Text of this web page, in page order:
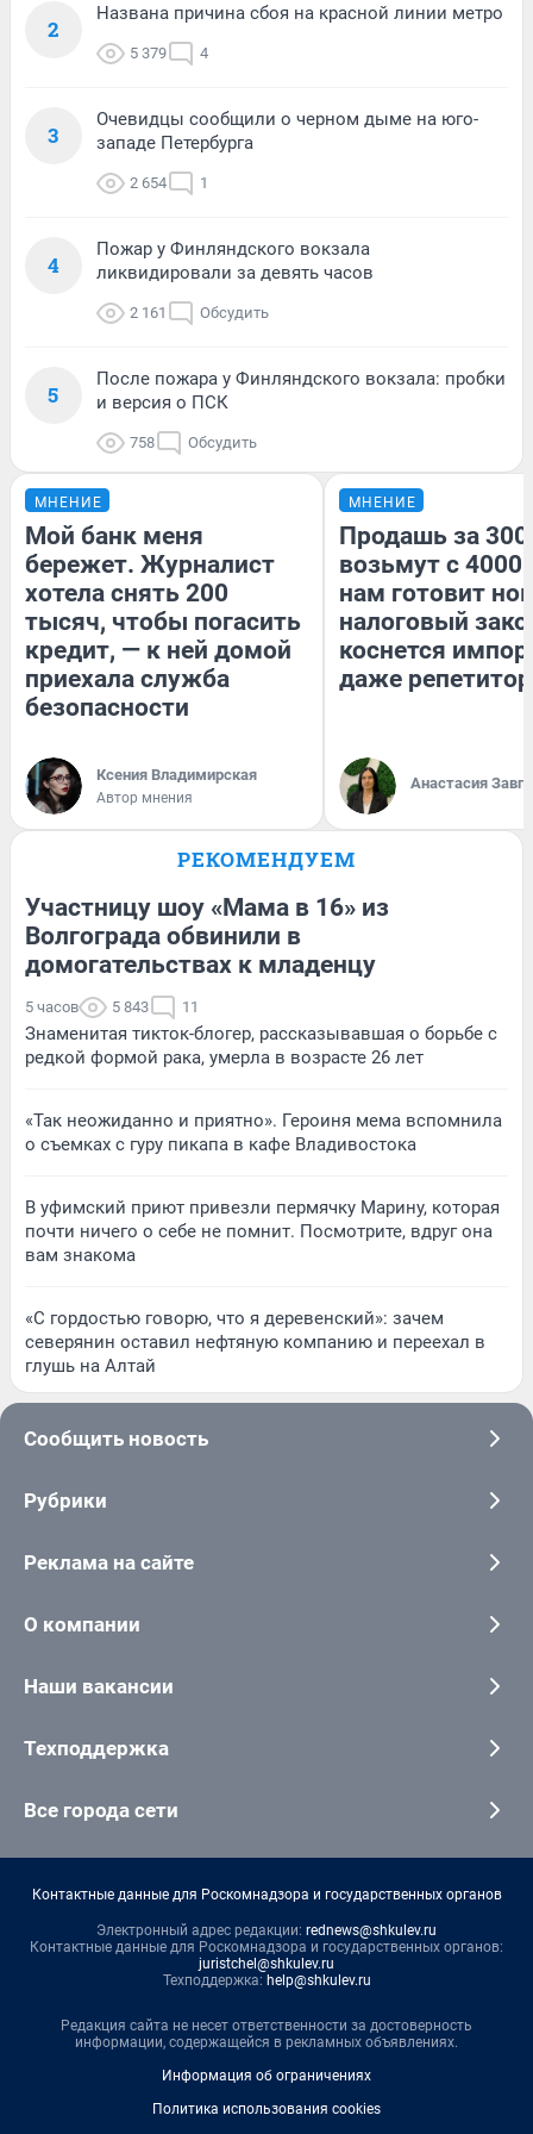
2
Названа причина сбоя на красной линии метро
5 379 4
3
Очевидцы сообщили о черном дыме на юго-
западе Петербурга
2 654 1
4
Пожар у Финляндского вокзала
ликвидировали за девять часов
2 161 Обсудить
5
После пожара у Финляндского вокзала: пробки
и версия о ПСК
758 Обсудить
МНЕНИЕ
Мой банк меня
бережет. Журналист
хотела снять 200
тысяч, чтобы погасить
кредит, — к ней домой
приехала служба
безопасности
Ксения Владимирская
Автор мнения
МНЕНИЕ
Продашь за
возьмут с
нам готовит
налоговый
коснется
даже
Анастасия
РЕКОМЕНДУЕМ
Участницу шоу «Мама в 16» из
Волгограда обвинили в
домогательствах к младенцу
5 часов 5 843 11
Знаменитая тикток-блогер, рассказывавшая о борьбе с
редкой формой рака, умерла в возрасте 26 лет
«Так неожиданно и приятно». Героиня мема вспомнила
о съемках с гуру пикапа в кафе Владивостока
В уфимский приют привезли пермячку Марину, которая
почти ничего о себе не помнит. Посмотрите, вдруг она
вам знакома
«С гордостью говорю, что я деревенский»: зачем
северянин оставил нефтяную компанию и переехал в
глушь на Алтай
Сообщить новость
Рубрики
Реклама на сайте
О компании
Наши вакансии
Техподдержка
Все города сети
Контактные данные для Роскомнадзора и государственных органов
Электронный адрес редакции: rednews@shkulev.ru
Контактные данные для Роскомнадзора и государственных органов:
juristchel@shkulev.ru
Техподдержка: help@shkulev.ru
Редакция сайта не несет ответственности за достоверность
информации, содержащейся в рекламных объявлениях.
Информация об ограничениях
Политика использования cookies